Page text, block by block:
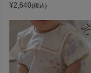
¥2,640(税込)